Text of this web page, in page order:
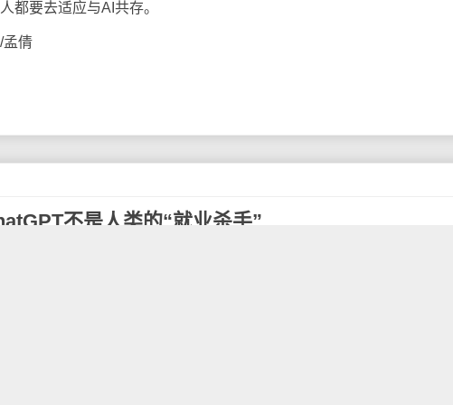
都要去适应与AI共存。
孟倩
不是人类的“就业杀手”